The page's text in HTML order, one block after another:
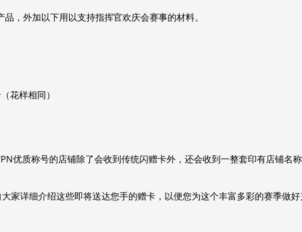
，外加以下用以支持指挥官欢庆会赛事的材料。
花样相同）
优质称号的店铺除了会收到传统闪赠卡外，还会收到一整套印有店铺名称
家详细介绍这些即将送达您手的赠卡，以便您为这个丰富多彩的赛季做好